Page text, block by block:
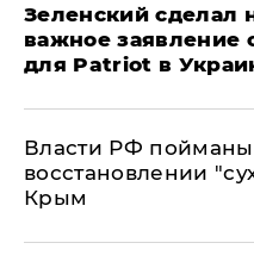
Зеленский сделал
важное заявление
для Patriot в
Власти РФ
восстановлении
Крым